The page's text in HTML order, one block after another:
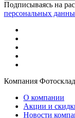
Подписываясь на
персональных
Компания Фотосклад
О компании
Акции и
Новости